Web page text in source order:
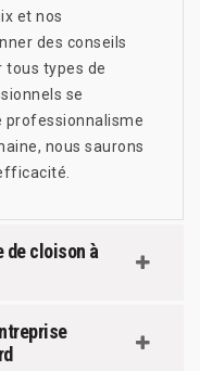
et nos
des conseils
tous types de
se
professionnalisme
nous saurons
de cloison à